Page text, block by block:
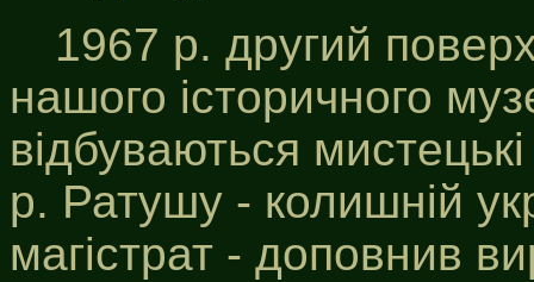
1967 р. другий
нашого історичного
відбуваються
р. Ратушу - колишній
магістрат - доповнив